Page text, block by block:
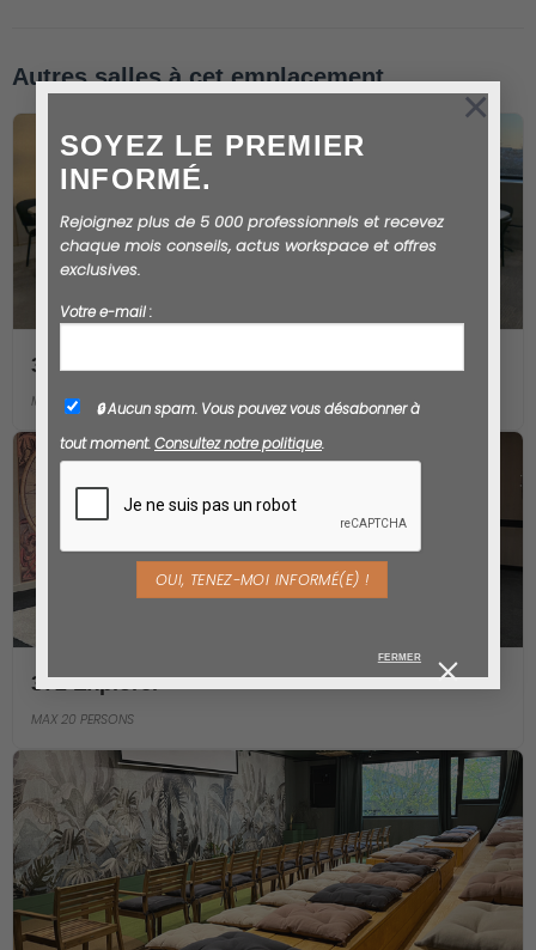
SOYEZ LE PREMIER
INFORMÉ.
Rejoignez plus de 5 000 professionnels et recevez
chaque mois conseils, actus workspace et offres
exclusives.
Votre e-mail :
🔒 Aucun spam. Vous pouvez vous désabonner à
tout moment.Consultez notre politique.
FERMER
×
Autres salles à cet emplacement
317 Panoramic
MAX 25 PERSONS
372 Explorer
MAX 20 PERSONS